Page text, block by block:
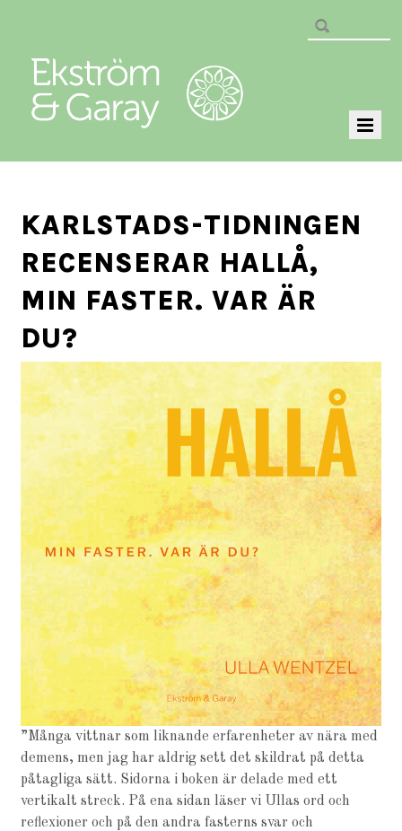
KARLSTADS-TIDNINGEN
RECENSERAR HALLÅ,
MIN FASTER. VAR ÄR
DU?
”Många vittnar som liknande erfarenheter av nära med
demens, men jag har aldrig sett det skildrat på detta
påtagliga sätt. Sidorna i boken är delade med ett
vertikalt streck. På ena sidan läser vi Ullas ord och
reflexioner och på den andra fasterns svar och